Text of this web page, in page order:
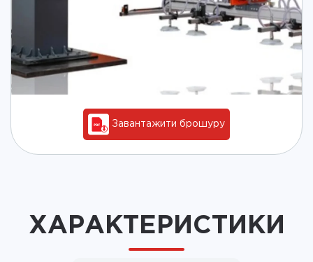
Завантажити брошуру
ХАРАКТЕРИСТИКИ